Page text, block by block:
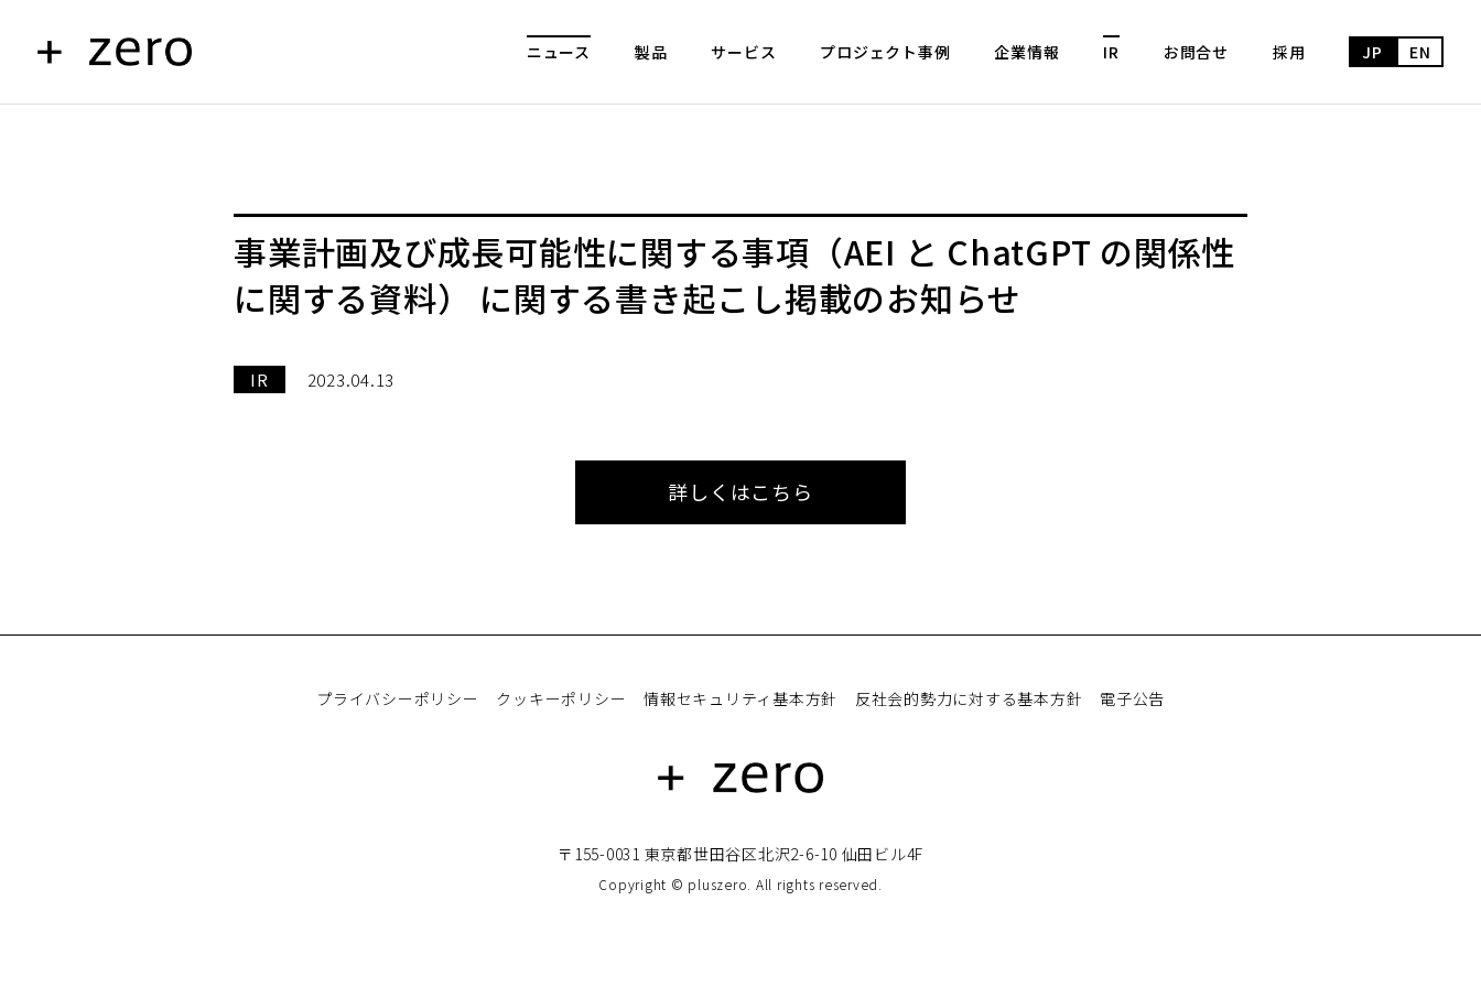
ニュース 製品 サービス プロジェクト事例 企業情報 IR お問合せ 採用 JP EN
事業計画及び成長可能性に関する事項（AEI と ChatGPT の関係性
に関する資料） に関する書き起こし掲載のお知らせ
IR 2023.04.13
詳しくはこちら
プライバシーポリシー クッキーポリシー 情報セキュリティ基本方針 反社会的勢力に対する基本方針 電子公告
〒155-0031 東京都世田谷区北沢2-6-10 仙田ビル4F
Copyright © pluszero. All rights reserved.